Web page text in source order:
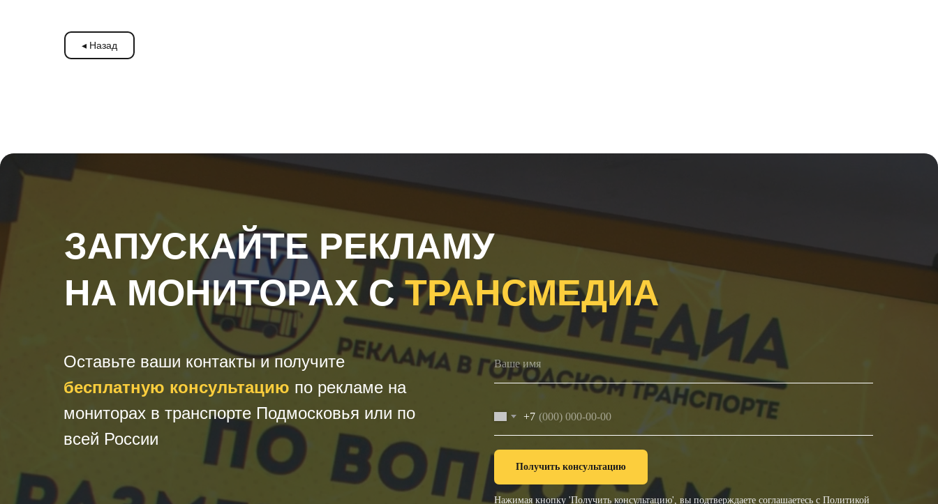
◂ Назад
ЗАПУСКАЙТЕ РЕКЛАМУ
НА МОНИТОРАХ СТРАНСМЕДИА
Оставьте ваши контакты и получите
бесплатную консультацию по рекламе на
мониторах в транспорте Подмосковья или по
всей России
+7
Получить консультацию
Нажимая кнопку 'Получить консультацию', вы подтверждаете соглашаетесь с Политикой